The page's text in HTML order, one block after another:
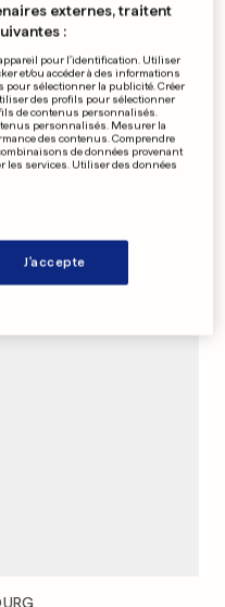
simuler une
un train
AU LUXEMBOURG
un atout décisif
de l’occasion
externes, traitent
:
pour l’identification. Utiliser
et/ou accéder à des informations
sélectionner la publicité. Créer
des profils pour sélectionner
de contenus personnalisés.
personnalisés. Mesurer la
des contenus. Comprendre
de données provenant
les services. Utiliser des données
J'accepte